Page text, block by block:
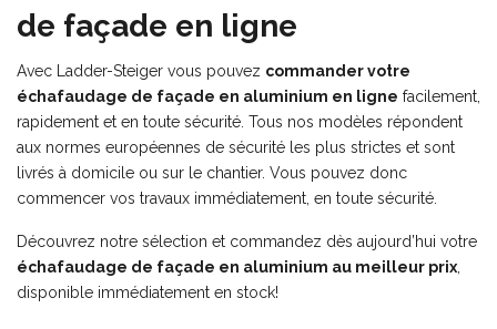
de façade en ligne
Avec Ladder-Steiger vous pouvez commander votre
échafaudage de façade en aluminium en ligne facilement,
rapidement et en toute sécurité. Tous nos modèles répondent
aux normes européennes de sécurité les plus strictes et sont
livrés à domicile ou sur le chantier. Vous pouvez donc
commencer vos travaux immédiatement, en toute sécurité.
Découvrez notre sélection et commandez dès aujourd’hui votre
échafaudage de façade en aluminium au meilleur prix
disponible immédiatement en stock!